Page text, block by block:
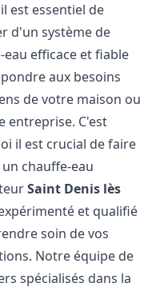
est essentiel de
d'un système de
eau efficace et fiable
aux besoins
de votre maison ou
entreprise. C'est
il est crucial de faire
chauffe-eau
Saint Denis lès
et qualifié
soin de vos
Notre équipe de
spécialisés dans la